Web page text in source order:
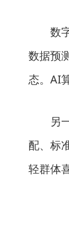
数
数据预
态。AI
另
配、标
轻群体